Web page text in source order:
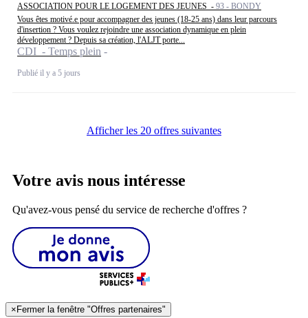
ASSOCIATION POUR LE LOGEMENT DES JEUNES - 93 - BONDY
Vous êtes motivé.e pour accompagner des jeunes (18-25 ans) dans leur parcours
d'insertion ? Vous voulez rejoindre une association dynamique en plein
développement ? Depuis sa création, l'ALJT porte...
CDI - Temps plein
Publié il y a 5 jours
Afficher les 20 offres suivantes
Votre avis nous intéresse
Qu'avez-vous pensé du service de recherche d'offres ?
×Fermer la fenêtre "Offres partenaires"